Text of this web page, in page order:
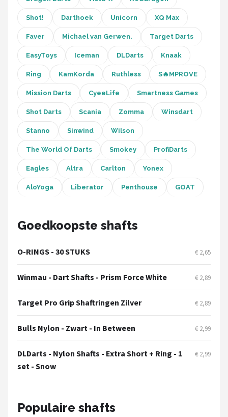
KOTO
Unicorn
Red Dragon
Alle merken →
Shot! Darthoek Unicorn XQ Max
Faver Michael van Gerwen. Target Darts
EasyToys Iceman DLDarts Knaak
Ring KamKorda Ruthless S🔥MPROVE
Mission Darts CyeeLife Smartness Games
Shot Darts Scania Zomma Winsdart
Stanno Sinwind Wilson
The World Of Darts Smokey ProfiDarts
Eagles Altra Carlton Yonex
AloYoga Liberator Penthouse GOAT
Goedkoopste shafts
O-RINGS - 30 STUKS € 2,65
Winmau - Dart Shafts - Prism Force White € 2,89
Target Pro Grip Shaftringen Zilver € 2,89
Bulls Nylon - Zwart - In Between € 2,99
DLDarts - Nylon Shafts - Extra Short + Ring - 1
set - Snow
€ 2,99
Populaire shafts